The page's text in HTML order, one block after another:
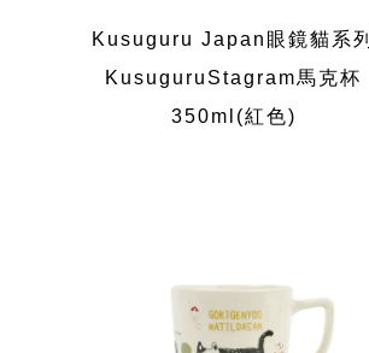
Kusuguru Japan眼鏡貓系列
KusuguruStagram馬克杯
350ml(紅色)